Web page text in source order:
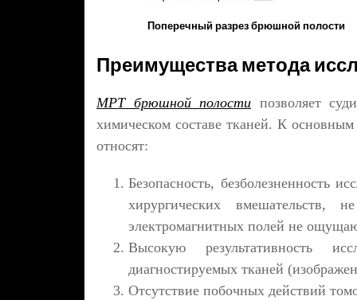
Поперечный разрез брюшной полости
Преимущества метода
МРТ брюшной полости позволяет
химическом составе тканей. К
относят:
Безопасность, безболезненность
хирургических вмешательств,
электромагнитных полей не
Высокую результативность
диагностируемых тканей
Отсутствие побочных действий